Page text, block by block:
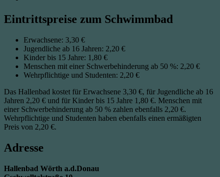
Eintrittspreise zum Schwimmbad
Erwachsene: 3,30 €
Jugendliche ab 16 Jahren: 2,20 €
Kinder bis 15 Jahre: 1,80 €
Menschen mit einer Schwerbehinderung ab 50 %: 2,20 €
Wehrpflichtige und Studenten: 2,20 €
Das Hallenbad kostet für Erwachsene 3,30 €, für Jugendliche ab 16
Jahren 2,20 € und für Kinder bis 15 Jahre 1,80 €. Menschen mit
einer Schwerbehinderung ab 50 % zahlen ebenfalls 2,20 €.
Wehrpflichtige und Studenten haben ebenfalls einen ermäßigten
Preis von 2,20 €.
Adresse
Hallenbad Wörth a.d.Donau